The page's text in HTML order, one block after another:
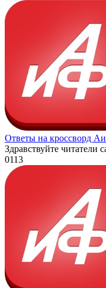
Ответы на кроссворд
Здравствуйте читатели
0113